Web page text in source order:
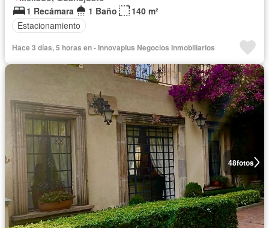
1 Recámara
1 Baño
140 m²
Estacionamiento
Hace 3 días, 5 horas en - Innovaplus Negocios Inmobiliarios
48fotos